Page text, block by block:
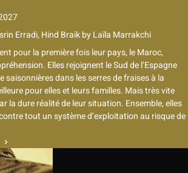
Erradi, Hind BraikbyLaïla Marrakchi
pour la première fois leur pays, le Maroc,
Elles rejoignent le Sud de l’Espagne
saisonnières dans les serres de fraises à la
pour elles et leurs familles. Mais très vite
la dure réalité de leur situation. Ensemble, elles
tout un système d’exploitation au risque de